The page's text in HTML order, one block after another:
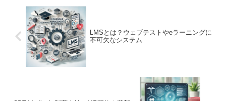
LMSとは？ウェブテストやeラーニングに
不可欠なシステム